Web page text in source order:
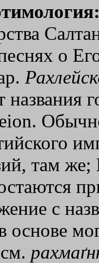
о
названия
.
там
с
основе